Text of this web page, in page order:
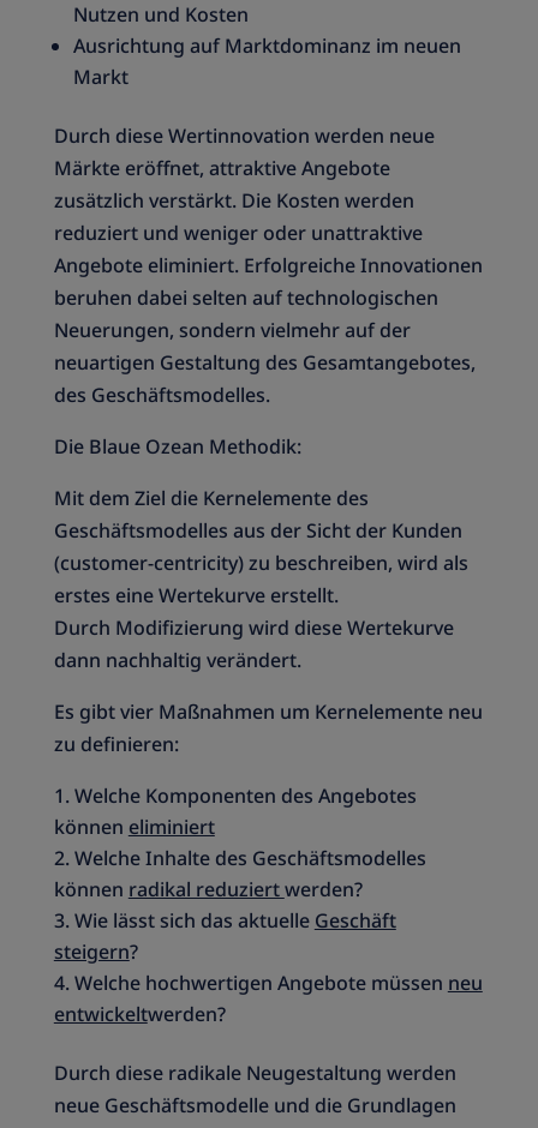
Nutzen und Kosten
Ausrichtung auf Marktdominanz im neuen
Markt
Durch diese Wertinnovation werden neue
Märkte eröffnet, attraktive Angebote
zusätzlich verstärkt. Die Kosten werden
reduziert und weniger oder unattraktive
Angebote eliminiert. Erfolgreiche Innovationen
beruhen dabei selten auf technologischen
Neuerungen, sondern vielmehr auf der
neuartigen Gestaltung des Gesamtangebotes,
des Geschäftsmodelles.
Die Blaue Ozean Methodik:
Mit dem Ziel die Kernelemente des
Geschäftsmodelles aus der Sicht der Kunden
(customer-centricity) zu beschreiben, wird als
erstes eine Wertekurve erstellt.
Durch Modifizierung wird diese Wertekurve
dann nachhaltig verändert.
Es gibt vier Maßnahmen um Kernelemente neu
zu definieren:
Welche Komponenten des Angebotes
können eliminiert
Welche Inhalte des Geschäftsmodelles
können radikal reduziertwerden?
Wie lässt sich das aktuelle Geschäft
steigern?
Welche hochwertigen Angebote müssen neu
entwickeltwerden?
Durch diese radikale Neugestaltung werden
neue Geschäftsmodelle und die Grundlagen